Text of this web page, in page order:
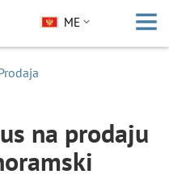
ME
na prodaju